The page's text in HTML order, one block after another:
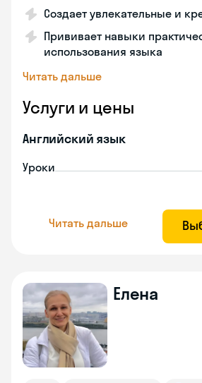
Создает увлекательные и
Прививает навыки
использования языка
Читать дальше
Услуги и цены
Английский язык
Уроки
Читать дальше
Елена